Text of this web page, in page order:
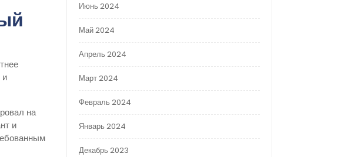
и
на
и
Июнь 2024
Май 2024
Апрель 2024
Март 2024
Февраль 2024
Январь 2024
Декабрь 2023